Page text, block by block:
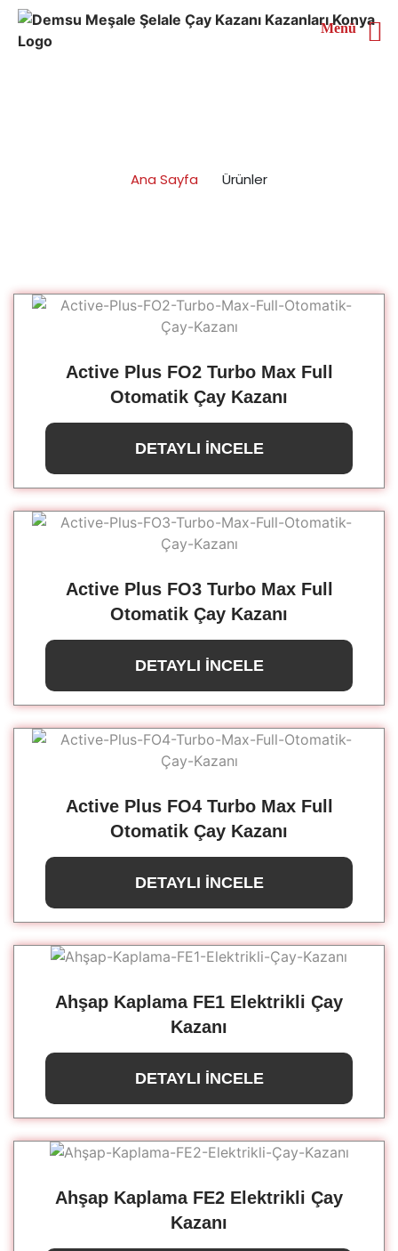
Ana Sayfa Ürünler
Active Plus FO2 Turbo Max Full
Otomatik Çay Kazanı
DETAYLI İNCELE
Active Plus FO3 Turbo Max Full
Otomatik Çay Kazanı
DETAYLI İNCELE
Active Plus FO4 Turbo Max Full
Otomatik Çay Kazanı
DETAYLI İNCELE
Ahşap Kaplama FE1 Elektrikli Çay
Kazanı
DETAYLI İNCELE
Ahşap Kaplama FE2 Elektrikli Çay
Kazanı
Menü